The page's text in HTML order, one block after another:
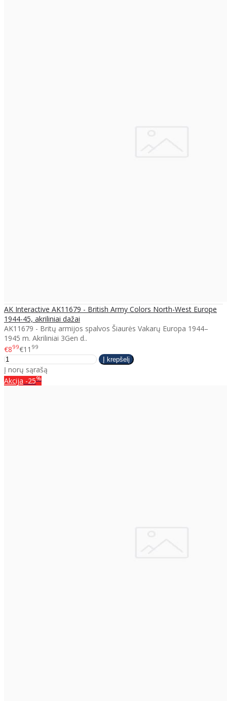
AK Interactive AK11679 - British Army Colors North-West Europe
1944-45, akriliniai dažai
AK11679 - Britų armijos spalvos Šiaurės Vakarų Europa 1944–
1945 m. Akriliniai 3Gen d..
€899€11 99
Į norų sąrašą
Akcija -25%